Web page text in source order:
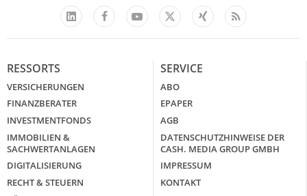
Goldpreis erreicht Sieben-
Wochen-Hoch nach schwachen US-
Jobdaten
US-Kryptogesetz auf der Kippe:
Drei Streitpunkte bremsen den
CLARITY Act
mehr
LinkedIn
FacebookYouTube
X
Xing Feed
RESSORTS
VERSICHERUNGEN
FINANZBERATER
INVESTMENTFONDS
IMMOBILIEN &
SACHWERTANLAGEN
DIGITALISIERUNG
RECHT & STEUERN
SERVICE
ABO
EPAPER
AGB
DATENSCHUTZHINWEISE DER
CASH. MEDIA GROUP GMBH
IMPRESSUM
KONTAKT